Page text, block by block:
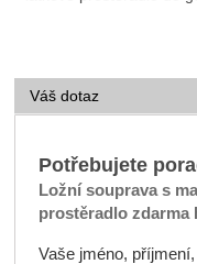
Váš dotaz
Potřebujete
Ložní souprava s
prostěradlo zdarma
Vaše jméno,